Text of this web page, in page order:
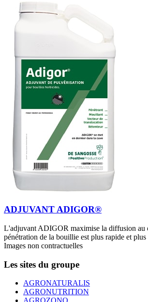
ADJUVANT ADIGOR®
L'adjuvant ADIGOR maximise la diffusion au
pénétration de la bouillie est plus rapide et plus
Images non contractuelles
Les sites du groupe
AGRONATURALIS
AGRONUTRITION